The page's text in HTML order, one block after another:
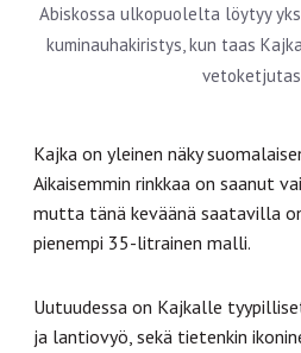
Abiskossa ulkopuolelta löytyy
kuminauhakiristys, kun taas
Kajka on yleinen näky
Aikaisemmin rinkkaa on saanut
mutta tänä keväänä saatavilla
pienempi 35-litrainen malli.
Uutuudessa on Kajkalle
ja lantiovyö, sekä tietenkin